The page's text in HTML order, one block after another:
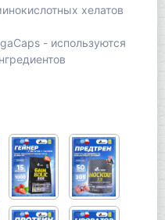
хелатов
- используются